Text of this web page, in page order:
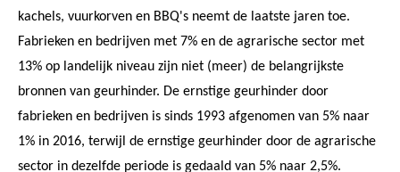
kachels, vuurkorven en BBQ's neemt de laatste jaren toe.
Fabrieken en bedrijven met 7% en de agrarische sector met
13% op landelijk niveau zijn niet (meer) de belangrijkste
bronnen van geurhinder. De ernstige geurhinder door
fabrieken en bedrijven is sinds 1993 afgenomen van 5% naar
1% in 2016, terwijl de ernstige geurhinder door de agrarische
sector in dezelfde periode is gedaald van 5% naar 2,5%.